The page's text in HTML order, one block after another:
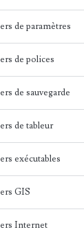
de paramètres
de polices
de sauvegarde
de tableur
exécutables
GIS
Internet